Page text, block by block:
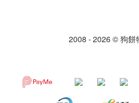
2008 - 2026 © 狗餅